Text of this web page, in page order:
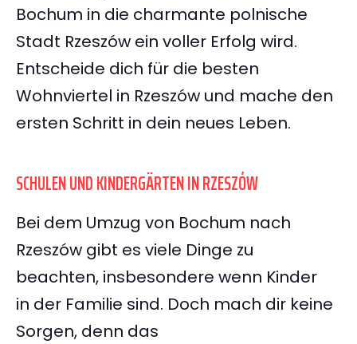
Bochum in die charmante polnische
Stadt Rzeszów ein voller Erfolg wird.
Entscheide dich für die besten
Wohnviertel in Rzeszów und mache den
ersten Schritt in dein neues Leben.
SCHULEN UND KINDERGÄRTEN IN RZESZÓW
Bei dem Umzug von Bochum nach
Rzeszów gibt es viele Dinge zu
beachten, insbesondere wenn Kinder
in der Familie sind. Doch mach dir keine
Sorgen, denn das